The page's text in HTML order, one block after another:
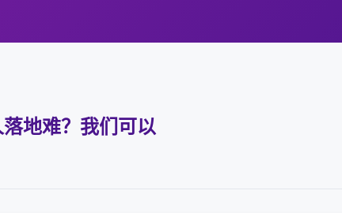
落地难？我们可以